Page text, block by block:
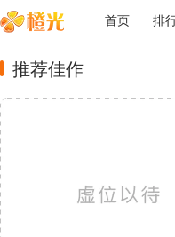
首页 排
推荐佳作